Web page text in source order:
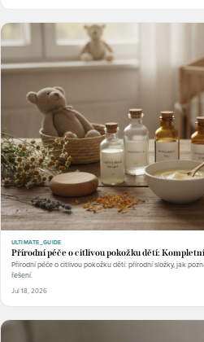
ULTIMATE_GUIDE
Přírodní péče o citlivou pokožku dětí:
Přírodní péče o citlivou pokožku dětí: přírodní složky, jak
řešení.
Jul 18, 2026